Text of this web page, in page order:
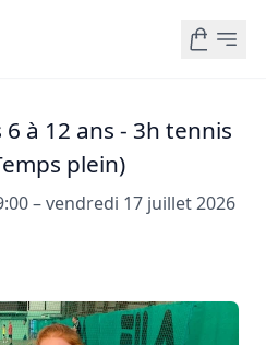
à 12 ans - 3h tennis
plein)
– vendredi 17 juillet 2026